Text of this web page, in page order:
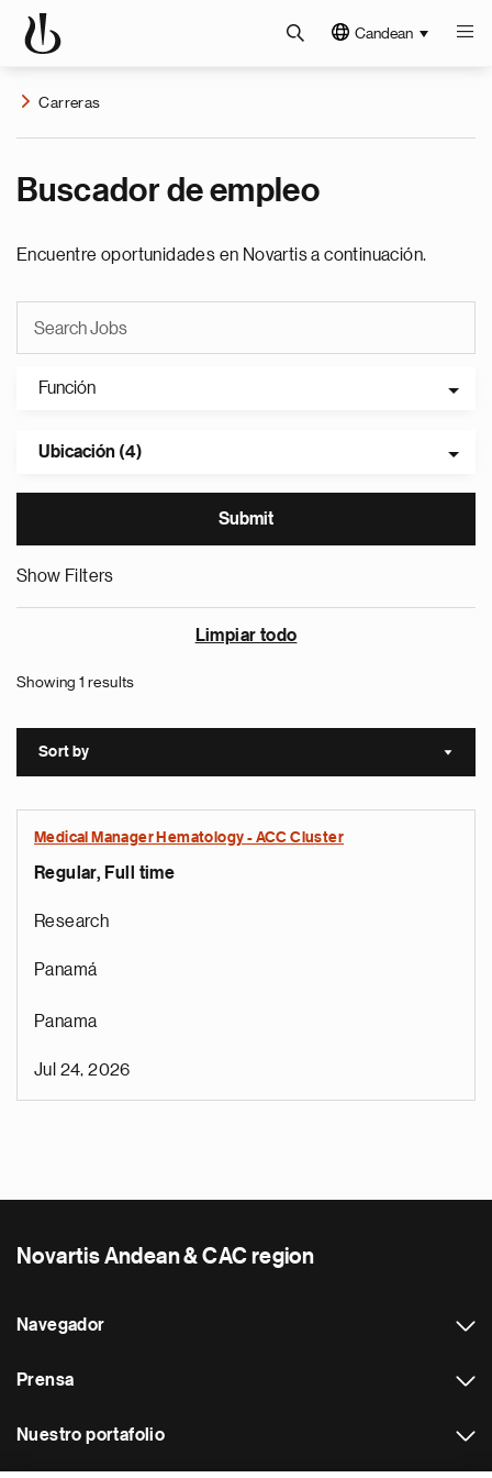
Candean
Carreras
Buscador de empleo
Encuentre oportunidades en Novartis a continuación.
Función
Ubicación (4)
Show Filters
Limpiar todo
Showing 1 results
Sort by Sort
Medical Manager Hematology - ACC Cluster
Regular, Full time
Research
Panamá
Panama
Jul 24, 2026
Novartis Andean & CAC region
Navegador
Prensa
Nuestro portafolio